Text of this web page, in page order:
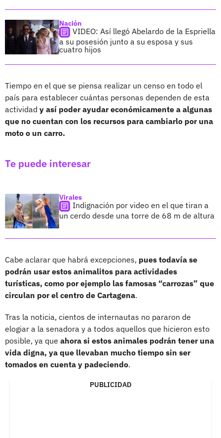
Nación
VIDEO: Así llegó Abelardo de la Espriella
a su posesión junto a su esposa y sus
cuatro hijos
Tiempo en el que se piensa realizar un censo en todo el
país para establecer cuántas personas dependen de esta
actividad y así poder ayudar económicamente a algunas
que no cuentan con los recursos para cambiarlo por una
moto o un carro.
Te puede interesar
Virales
Indignación por video en el que tiran a
un cerdo desde una torre de 68 m de altura
Cabe aclarar que habrá excepciones, pues todavía se
podrán usar estos animalitos para actividades
turísticas, como por ejemplo las famosas “carrozas” que
circulan por el centro de Cartagena.
Tras la noticia, cientos de internautas no pararon de
elogiar a la senadora y a todos aquellos que hicieron esto
posible, ya que ahora si estos animales podrán tener una
vida digna, ya que llevaban mucho tiempo sin ser
tomados en cuenta y padeciendo.
PUBLICIDAD